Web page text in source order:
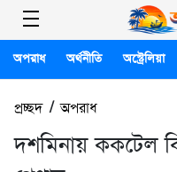
অপরাধ অর্থনীতি অস্ট্রেলিয়া
প্রচ্ছদ/অপরাধ
দশমিনায় ককটেল